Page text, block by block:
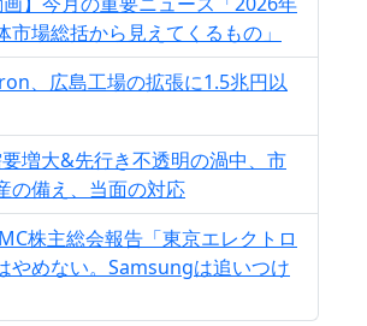
市場総括から見えてくるもの」
、広島工場の拡張に1.5兆円以
増大&先行き不透明の渦中、市
の備え、当面の対応
株主総会報告「東京エレクトロ
やめない。Samsungは追いつけ